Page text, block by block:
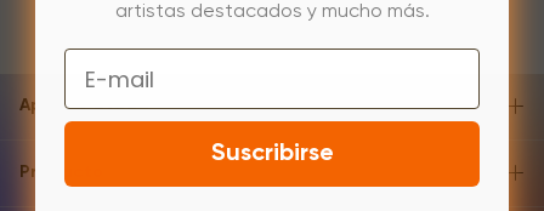
Apoyo y ayuda
Producto
artistas destacados y mucho más.
Email
Suscribirse